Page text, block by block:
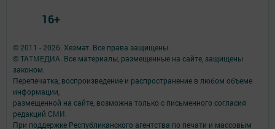
© 2011 - 2026. Хезмәт. Все права защищены.
© ТАТМЕДИА. Все материалы, размещенные на сайте, защищены
законом.
Перепечатка, воспроизведение и распространение в любом объеме
информации,
размещенной на сайте, возможна только с письменного согласия
редакций СМИ.
При поддержке Республиканского агентства по печати и массовым
16+